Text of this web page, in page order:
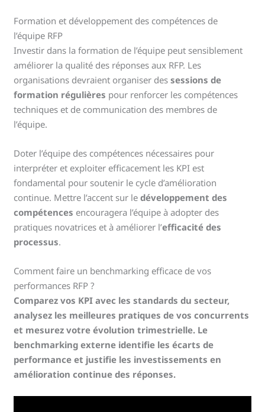
Formation et développement des compétences de
l’équipe RFP
Investir dans la formation de l’équipe peut sensiblement
améliorer la qualité des réponses aux RFP. Les
organisations devraient organiser dessessions de
formation régulières pour renforcer les compétences
techniques et de communication des membres de
l’équipe.
Doter l’équipe des compétences nécessaires pour
interpréter et exploiter efficacement les KPI est
fondamental pour soutenir le cycle d’amélioration
continue. Mettre l’accent sur ledéveloppement des
compétences encouragera l’équipe à adopter des
pratiques novatrices et à améliorer l’efficacité des
processus.
Comment faire un benchmarking efficace de vos
performances RFP ?
Comparez vos KPI avec les standards du secteur,
analysez les meilleures pratiques de vos concurrents
et mesurez votre évolution trimestrielle. Le
benchmarking externe identifie les écarts de
performance et justifie les investissements en
amélioration continue des réponses.